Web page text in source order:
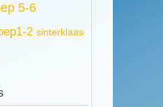
5-6
2 sinterklaas